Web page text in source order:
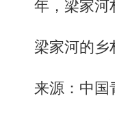
年，梁家河
梁家河的乡
来源：中国